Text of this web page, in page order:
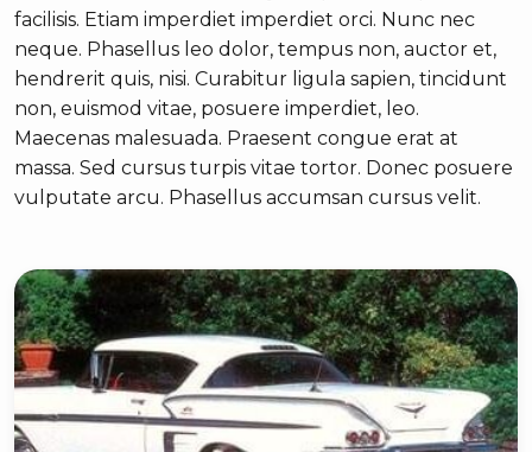
facilisis. Etiam imperdiet imperdiet orci. Nunc nec
neque. Phasellus leo dolor, tempus non, auctor et,
hendrerit quis, nisi. Curabitur ligula sapien, tincidunt
non, euismod vitae, posuere imperdiet, leo.
Maecenas malesuada. Praesent congue erat at
massa. Sed cursus turpis vitae tortor. Donec posuere
vulputate arcu. Phasellus accumsan cursus velit.